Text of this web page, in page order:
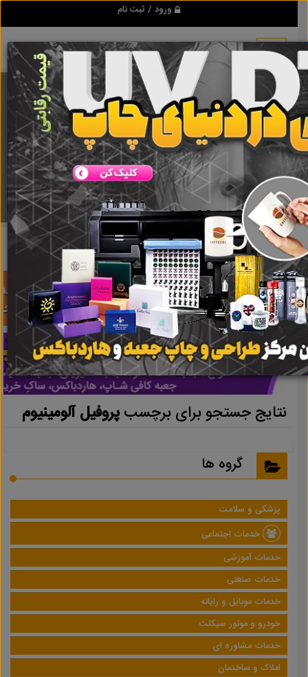
ورود / ثبت نام
برنامه اندروید تبلیغ شو
مرجع نیازمندیها و تبلیغات اینترنتی
دانلود
تبلیغ شو پروفیل آلومینیوم نتایج جستجو برای برچسبپروفیل آلومینیوم
نتایج جستجو برای برچسبپروفیل آلومینیوم
گروه ها
پزشکی و سلامت
خدمات اجتماعی
خدمات آموزشی
خدمات صنعتی
خدمات موبایل و رایانه
خودرو و موتور سیکلت
خدمات مشاوره ای
املاک و ساختمان